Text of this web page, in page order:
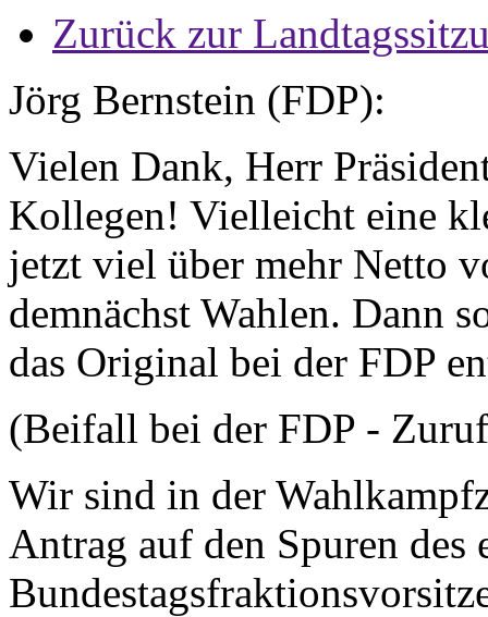
Zurück zur
Jörg Bernstein (FDP):
Vielen Dank, Herr
Kollegen! Vielleicht eine
jetzt viel über mehr Netto
demnächst Wahlen. Dann
das Original bei der FDP
(Beifall bei der FDP -
Wir sind in der
Antrag auf den Spuren des